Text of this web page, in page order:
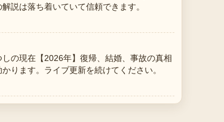
説は落ち着いていて信頼できます。
しの現在【2026年】復帰、結婚、事故の真相
ります。ライブ更新を続けてください。